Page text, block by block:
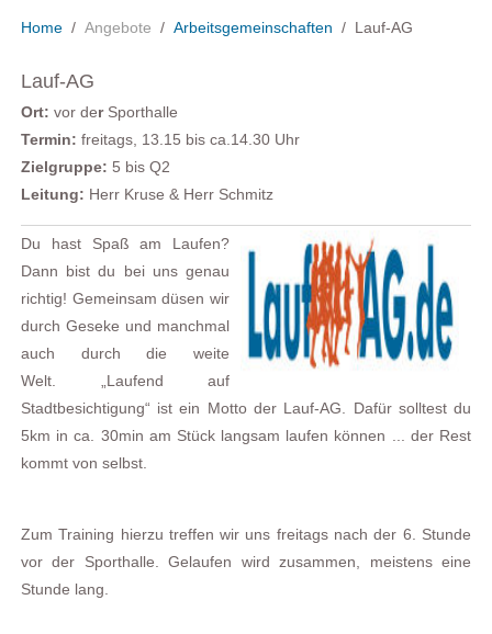
Home Angebote Arbeitsgemeinschaften Lauf-AG
Lauf-AG
Ort: vor derSporthalle
Termin: freitags, 13.15 bis ca.14.30 Uhr
Zielgruppe: 5 bis Q2
Leitung: Herr Kruse & Herr Schmitz
Du hast Spaß am Laufen?
Dann bist du bei uns genau
richtig! Gemeinsam düsen wir
durch Geseke und manchmal
auch durch die weite
Welt. „Laufend auf
Stadtbesichtigung“ ist ein Motto der Lauf-AG. Dafür solltest du
5km in ca. 30min am Stück langsam laufen können ... der Rest
kommt von selbst.
Zum Training hierzu treffen wir uns freitags nach der 6. Stunde
vor der Sporthalle. Gelaufen wird zusammen, meistens eine
Stunde lang.